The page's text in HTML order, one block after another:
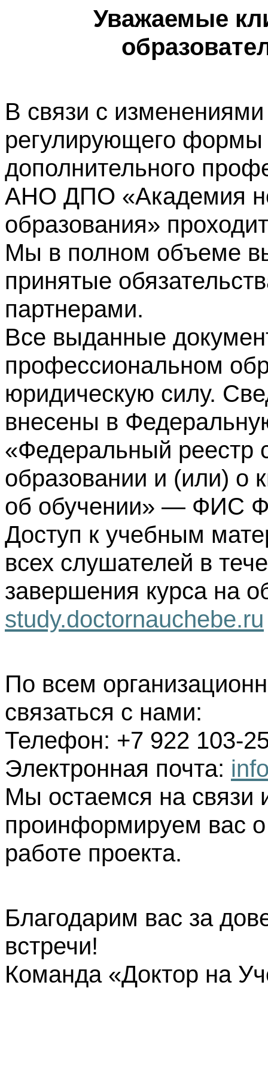
Уважаемые
В связи с изменениями
регулирующего формы
дополнительного
АНО ДПО «Академия
образования»
Мы в полном объеме
принятые
партнерами.
Все выданные
профессиональном
юридическую силу.
внесены в
«Федеральный реестр
образовании и (или) о
об обучении» — ФИС
Доступ к учебным
всех слушателей в
завершения курса на
study.doctornauchebe.ru
По всем
связаться с нами:
Телефон: +7 922 103-
Электронная почта:
Мы остаемся на связи
проинформируем вас
работе проекта.
Благодарим вас за
встречи!
Команда «Доктор на